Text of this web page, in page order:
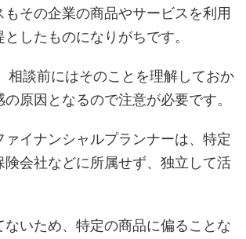
もその企業の商品やサービスを利用
したものになりがちです。
相談前にはそのことを理解しておか
原因となるので注意が必要です。
ァイナンシャルプランナーは、特定
険会社などに所属せず、独立して活
ないため、特定の商品に偏ることな